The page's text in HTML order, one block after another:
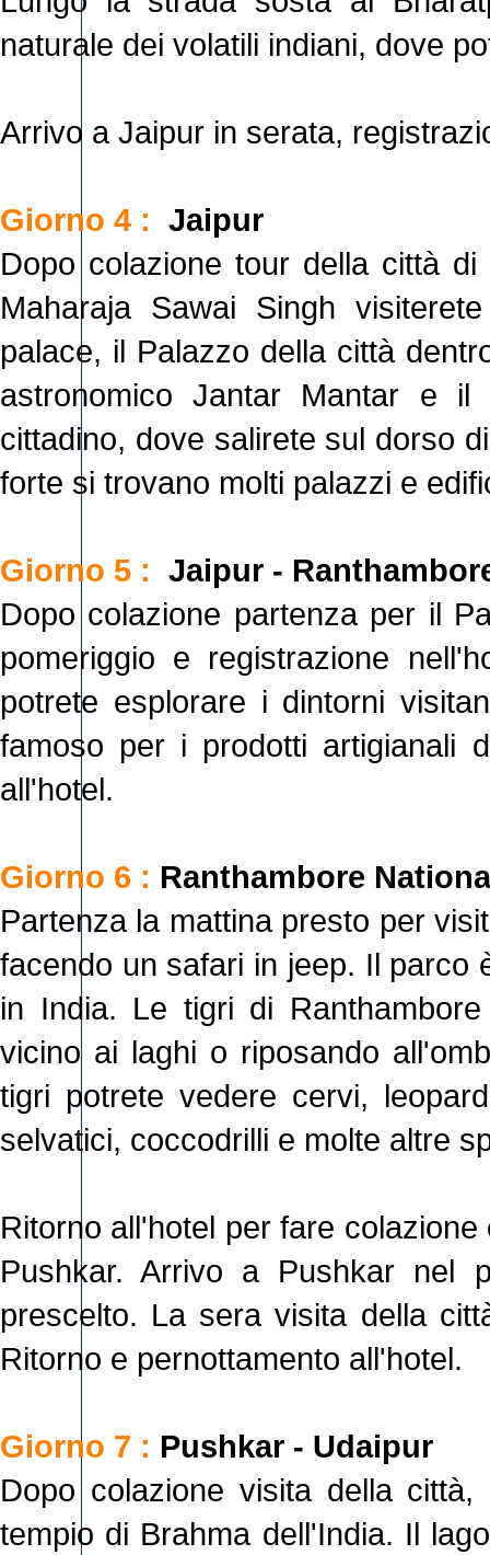
naturale dei volatili indiani, dove
Arrivo a Jaipur in serata,
Giorno 4 : Jaipur
Dopo colazione tour della città
Maharaja Sawai Singh
palace, il Palazzo della città
astronomico Jantar Mantar e
cittadino, dove salirete sul dorso
forte si trovano molti palazzi e
Giorno 5 : Jaipur -
Dopo colazione partenza per il
pomeriggio e registrazione
potrete esplorare i dintorni
famoso per i prodotti artigianali
all'hotel.
Giorno 6 : Ranthambore
Partenza la mattina presto per
facendo un safari in jeep. Il parco
in India. Le tigri di
vicino ai laghi o riposando
tigri potrete vedere cervi,
selvatici, coccodrilli e molte altre
Ritorno all'hotel per fare
Pushkar. Arrivo a Pushkar nel
prescelto. La sera visita della
Ritorno e pernottamento all'hotel.
Giorno 7 : Pushkar - Udaipur
Dopo colazione visita della
tempio di Brahma dell'India. Il